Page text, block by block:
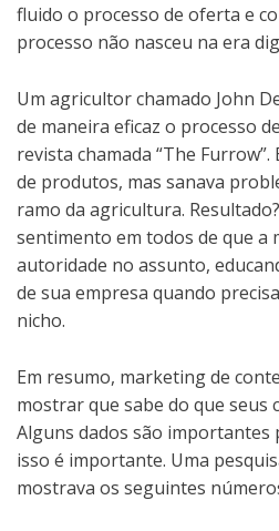
fluido o processo de oferta e
processo não nasceu na era
Um agricultor chamado John
de maneira eficaz o processo
revista chamada “The
de produtos, mas sanava
ramo da agricultura.
sentimento em todos de que a
autoridade no assunto,
de sua empresa quando
nicho.
Em resumo, marketing de
mostrar que sabe do que seus
Alguns dados são importantes
isso é importante. Uma
mostrava os seguintes